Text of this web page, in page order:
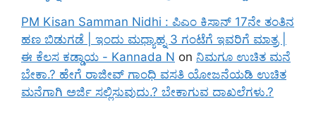
PM Kisan Samman Nidhi : ಪಿಎಂ ಕಿಸಾನ್ 17ನೇ ತಂತಿನ
ಹಣ ಬಿಡುಗಡೆ | ಇಂದು ಮಧ್ಯಾಹ್ನ 3 ಗಂಟೆಗೆ ಇವರಿಗೆ ಮಾತ್ರ |
ಈ ಕೆಲಸ ಕಡ್ಡಾಯ - Kannada N on ನಿಮಗೂ ಉಚಿತ ಮನೆ
ಬೇಕಾ.? ಹೇಗೆ ರಾಜೀವ್ ಗಾಂಧಿ ವಸತಿ ಯೋಜನೆಯಡಿ ಉಚಿತ
ಮನೆಗಾಗಿ ಅರ್ಜಿ ಸಲ್ಲಿಸುವುದು.? ಬೇಕಾಗುವ ದಾಖಲೆಗಳು.?